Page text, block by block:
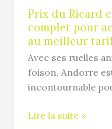
Prix du Ricard
complet pour
au meilleur
Avec ses ruelles
foison, Andorre
incontournable
votre
bouteille
au
meilleur
tarif
Lire la suite »